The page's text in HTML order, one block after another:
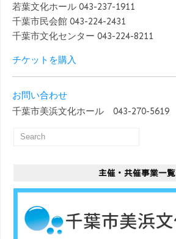
若葉文化ホール 043-237-1911
千葉市民会館 043-224-2431
千葉市文化センター 043-224-8211
チケットを購入
お問い合わせ
千葉市美浜文化ホール 043-270-5619
主催・共催事業一覧